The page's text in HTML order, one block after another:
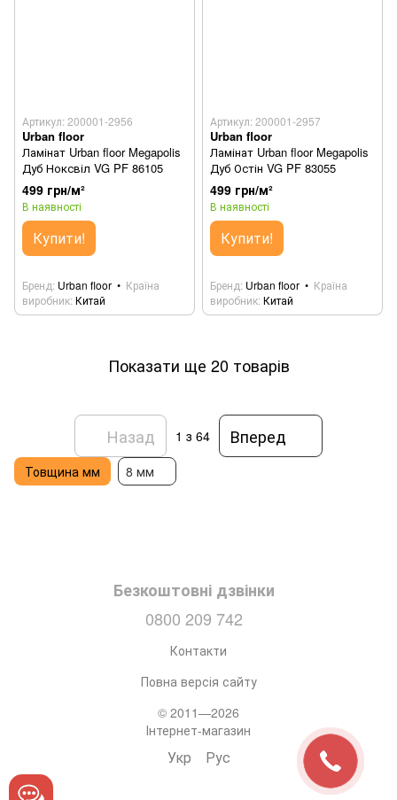
Артикул: 200001-2956
Urban floor
Ламінат Urban floor Megapolis
Дуб Ноксвіл VG PF 86105
499 грн/м²
В наявності
Купити!
Бренд Urban floor
Країна
виробник Китай
Артикул: 200001-2957
Urban floor
Ламінат Urban floor Megapolis
Дуб Остін VG PF 83055
499 грн/м²
В наявності
Купити!
Бренд Urban floor
Країна
виробник Китай
Показати ще 20 товарів
Назад 1 з 64 Вперед
Товщина мм 8 мм
Безкоштовні дзвінки
0800 209 742
Контакти
Повна версія сайту
© 2011—2026
Інтернет-магазин
Укр Рус